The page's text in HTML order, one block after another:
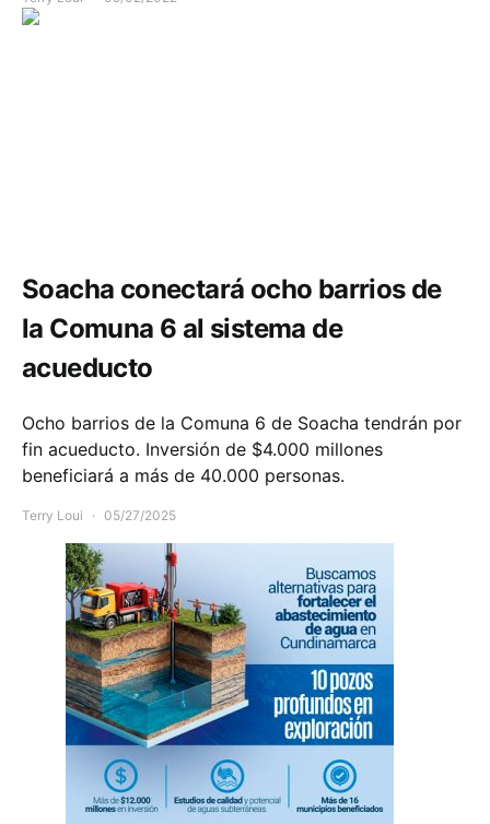
Soacha conectará ocho barrios de
la Comuna 6 al sistema de
acueducto
Ocho barrios de la Comuna 6 de Soacha tendrán por
fin acueducto. Inversión de $4.000 millones
beneficiará a más de 40.000 personas.
Terry Loui 05/27/2025